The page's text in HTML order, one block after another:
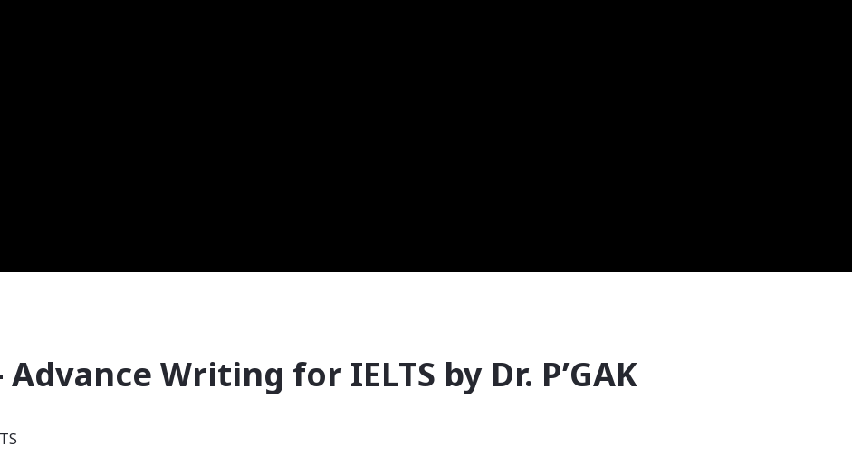
Advance Writing for IELTS by Dr. P’GAK